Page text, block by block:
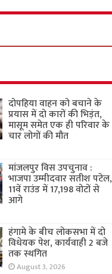
दोपहिया वाहन को बचाने के
प्रयास में दो कारों की भिड़ंत,
मासूम समेत एक ही परिवार के
चार लोगों की मौत
मांजलपुर विस उपचुनाव :
भाजपा उम्मीदवार सतीश पटेल,
11वें राउंड में 17,198 वोटों से
आगे
हंगामे के बीच लोकसभा में दो
विधेयक पेश, कार्यवाही 2 बजे
तक स्थगित
August 3, 2026